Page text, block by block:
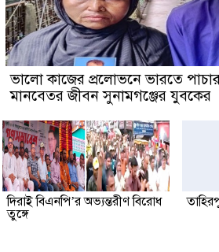
ভালো কাজের প্রলোভনে ভারতে
মানবেতর জীবন সুনামগঞ্জের যুবকের
দিরাই বিএনপি’র অভ্যন্তরীণ বিরোধ
তুঙ্গে